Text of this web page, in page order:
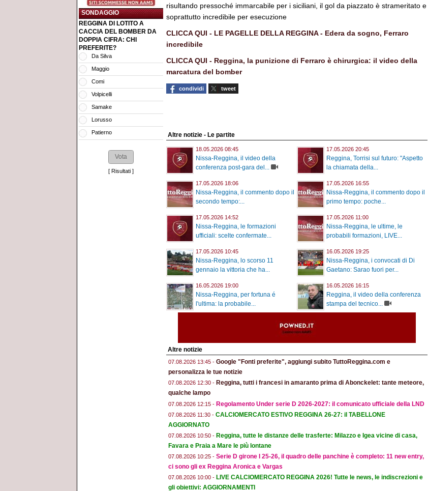
SONDAGGIO
REGGINA DI LOTITO A
CACCIA DEL BOMBER DA
DOPPIA CIFRA: CHI
PREFERITE?
Da Silva
Maggio
Comi
Volpicelli
Samake
Lorusso
Patierno
[ Risultati ]
risultando pressoché immarcabile per i siciliani, il gol da piazzato è strameritato e
soprattutto incredibile per esecuzione
CLICCA QUI - LE PAGELLE DELLA REGGINA - Edera da sogno, Ferraro
incredibile
CLICCA QUI - Reggina, la punizione di Ferraro è chirurgica: il video della
marcatura del bomber
condividi tweet
Altre notizie - Le partite
18.05.2026 08:45
Nissa-Reggina, il video della
conferenza post-gara del...
17.05.2026 20:45
Reggina, Torrisi sul futuro: "Aspetto
la chiamata della...
17.05.2026 18:06
Nissa-Reggina, il commento dopo il
secondo tempo:...
17.05.2026 16:55
Nissa-Reggina, il commento dopo il
primo tempo: poche...
17.05.2026 14:52
Nissa-Reggina, le formazioni
ufficiali: scelte confermate...
17.05.2026 11:00
Nissa-Reggina, le ultime, le
probabili formazioni, LIVE...
17.05.2026 10:45
Nissa-Reggina, lo scorso 11
gennaio la vittoria che ha...
16.05.2026 19:25
Nissa-Reggina, i convocati di Di
Gaetano: Sarao fuori per...
16.05.2026 19:00
Nissa-Reggina, per fortuna é
l'ultima: la probabile...
16.05.2026 16:15
Reggina, il video della conferenza
stampa del tecnico...
Altre notizie
07.08.2026 13:45 - Google "Fonti preferite", aggiungi subito TuttoReggina.com e
personalizza le tue notizie
07.08.2026 12:30 - Reggina, tutti i francesi in amaranto prima di Abonckelet: tante meteore,
qualche lampo
07.08.2026 12:15 - Regolamento Under serie D 2026-2027: il comunicato ufficiale della LND
07.08.2026 11:30 - CALCIOMERCATO ESTIVO REGGINA 26-27: il TABELLONE
AGGIORNATO
07.08.2026 10:50 - Reggina, tutte le distanze delle trasferte: Milazzo e Igea vicine di casa,
Favara e Praia a Mare le più lontane
07.08.2026 10:25 - Serie D girone I 25-26, il quadro delle panchine è completo: 11 new entry,
ci sono gli ex Reggina Aronica e Vargas
07.08.2026 10:00 - LIVE CALCIOMERCATO REGGINA 2026! Tutte le news, le indiscrezioni e
gli obiettivi: AGGIORNAMENTI